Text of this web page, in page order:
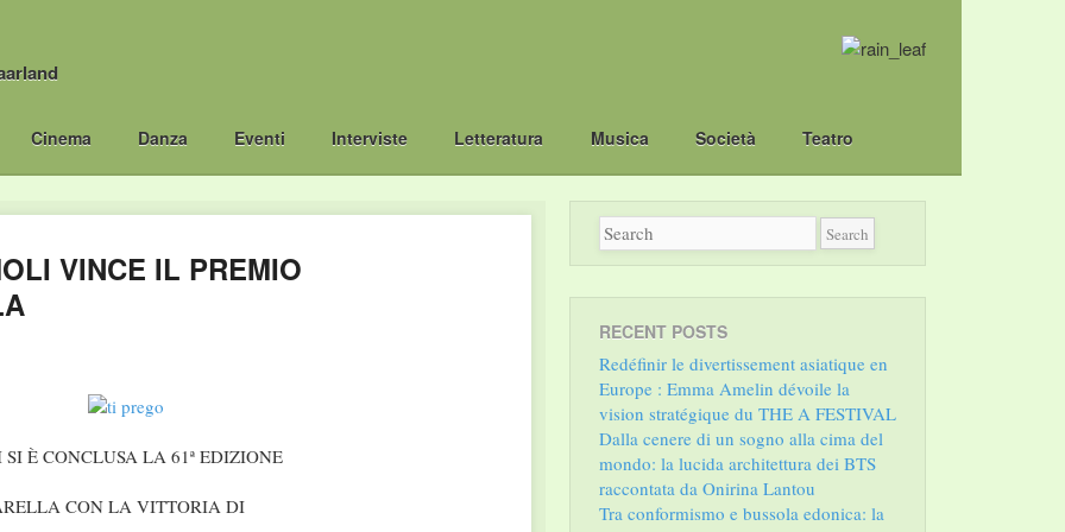
Cinema Danza Eventi Interviste Letteratura Musica Società Teatro
VINCE IL PREMIO
È CONCLUSA LA 61ª EDIZIONE
CON LA VITTORIA DI
RECENT POSTS
Redéfinir le divertissement asiatique en
Europe : Emma Amelin dévoile la
vision stratégique du THE A FESTIVAL
Dalla cenere di un sogno alla cima del
mondo: la lucida architettura dei BTS
raccontata da Onirina Lantou
Tra conformismo e bussola edonica: la